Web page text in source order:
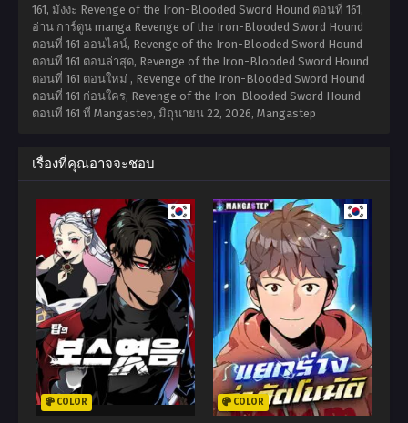
161, มังงะ Revenge of the Iron-Blooded Sword Hound ตอนที่ 161,
อ่าน การ์ตูน manga Revenge of the Iron-Blooded Sword Hound
ตอนที่ 161 ออนไลน์, Revenge of the Iron-Blooded Sword Hound
ตอนที่ 161 ตอนล่าสุด, Revenge of the Iron-Blooded Sword Hound
ตอนที่ 161 ตอนใหม่ , Revenge of the Iron-Blooded Sword Hound
ตอนที่ 161 ก่อนใคร, Revenge of the Iron-Blooded Sword Hound
ตอนที่ 161 ที่ Mangastep, มิถุนายน 22, 2026, Mangastep
เรื่องที่คุณอาจจะชอบ
COLOR COLOR